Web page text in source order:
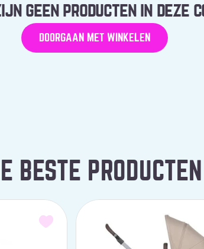
geen producten in deze
DOORGAAN MET WINKELEN
BESTE PRODUCTEN